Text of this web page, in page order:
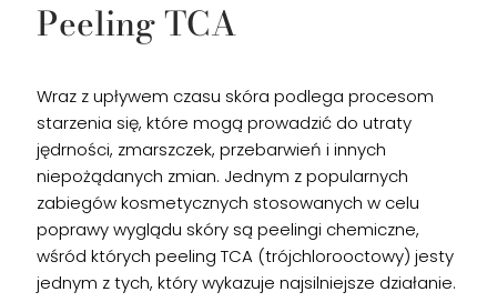
Peeling TCA
Wraz z upływem czasu skóra podlega procesom
starzenia się, które mogą prowadzić do utraty
jędrności, zmarszczek, przebarwień i innych
niepożądanych zmian. Jednym z popularnych
zabiegów kosmetycznych stosowanych w celu
poprawy wyglądu skóry są peelingi chemiczne,
wśród których peeling TCA (trójchlorooctowy) jesty
jednym z tych, który wykazuje najsilniejsze działanie.